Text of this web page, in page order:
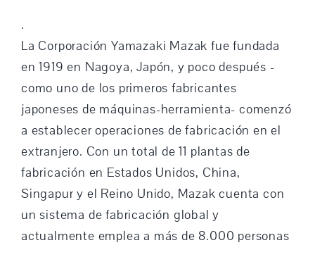
.
La Corporación Yamazaki Mazak fue fundada
en 1919 en Nagoya, Japón, y poco después -
como uno de los primeros fabricantes
japoneses de máquinas-herramienta- comenzó
a establecer operaciones de fabricación en el
extranjero. Con un total de 11 plantas de
fabricación en Estados Unidos, China,
Singapur y el Reino Unido, Mazak cuenta con
un sistema de fabricación global y
actualmente emplea a más de 8.000 personas